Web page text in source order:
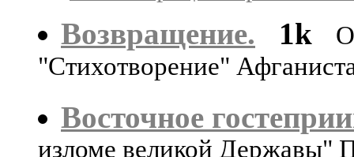
Возвращение. 1k
"Стихотворение"
Восточное
изломе великой Державы"